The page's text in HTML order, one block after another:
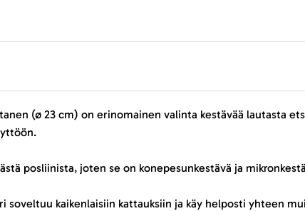
(ø 23 cm) on erinomainen valinta kestävää lautasta
posliinista, joten se on konepesunkestävä ja
soveltuu kaikenlaisiin kattauksiin ja käy helposti yhteen